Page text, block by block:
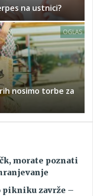
na ustnici?
OGLAS
nosimo torbe za
morate poznati
pikniku zavrže –